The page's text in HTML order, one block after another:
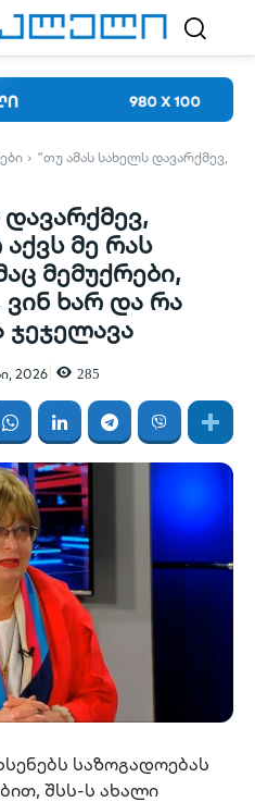
"ᲗᲣ ᲐᲛᲐᲡ ᲡᲐᲮᲔᲚᲡ ᲓᲐᲕᲐᲠᲥᲛᲔᲕ,
მე რას
მემუქრები,
ხარ და რა
2026 285
საზოგადოებას
შსს-ს ახალი